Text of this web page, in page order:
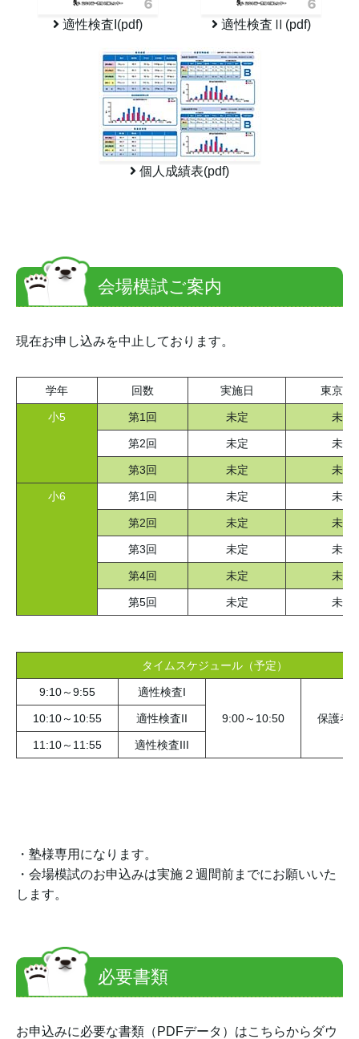
適性検査I(pdf) 適性検査Ⅱ(pdf)
個人成績表(pdf)
会場模試ご案内
現在お申し込みを中止しております。
学年 回数 実施日 東京会
小5 第1回 未定 未定
第2回 未定 未定
第3回 未定 未定
小6 第1回 未定 未定
第2回 未定 未定
第3回 未定 未定
第4回 未定 未定
第5回 未定 未定
タイムスケジュール（予定）
9:10～9:55 適性検査I
9:00～10:50 保護者
10:10～10:55 適性検査II
11:10～11:55 適性検査III
・塾様専用になります。
・会場模試のお申込みは実施２週間前までにお願いいた
します。
必要書類
お申込みに必要な書類（PDFデータ）はこちらからダウ